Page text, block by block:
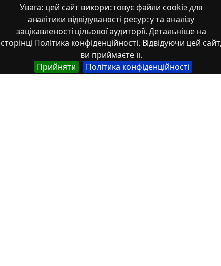
Увага: цей сайт використовує файли cookie для
аналітики відвідуваності ресурсу та аналізу
зацікавленості цільової аудиторії. Детальніше на
сторінці Політика конфіденційності. Відвідуючи цей сайт,
ви приймаєте її.
Прийняти
Політика конфіденційності
Пенц